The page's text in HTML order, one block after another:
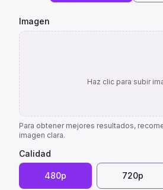
Imagen
Haz clic para subir
Para obtener mejores resultados,
imagen clara.
Calidad
480p 720p